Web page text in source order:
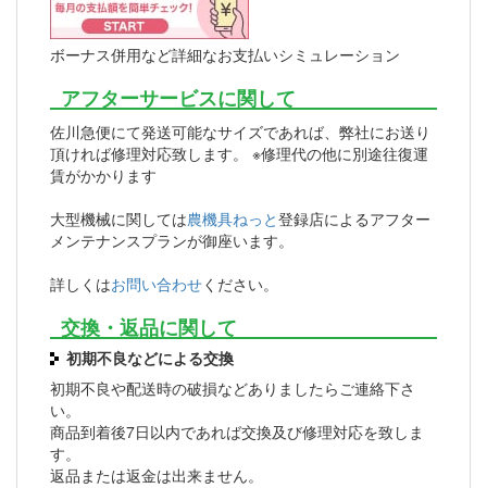
ボーナス併用など詳細なお支払いシミュレーション
アフターサービスに関して
佐川急便にて発送可能なサイズであれば、弊社にお送り
頂ければ修理対応致します。 ※修理代の他に別途往復運
賃がかかります
大型機械に関しては農機具ねっと登録店によるアフター
メンテナンスプランが御座います。
詳しくはお問い合わせください。
交換・返品に関して
初期不良などによる交換
初期不良や配送時の破損などありましたらご連絡下さ
い。
商品到着後7日以内であれば交換及び修理対応を致しま
す。
返品または返金は出来ません。